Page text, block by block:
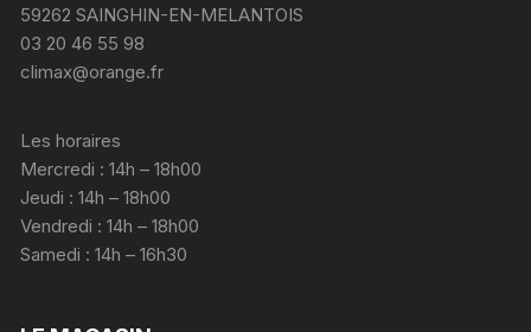
59262 SAINGHIN-EN-MELANTOIS
03 20 46 55 98
climax@orange.fr
Les horaires
Mercredi : 14h – 18h00
Jeudi : 14h – 18h00
Vendredi : 14h – 18h00
Samedi : 14h – 16h30